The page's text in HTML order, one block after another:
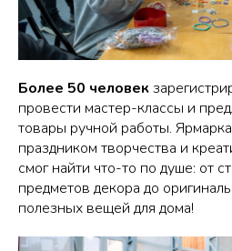
Более 50 человек
провести мастер-классы и
товары ручной работы.
праздником творчества и
смог найти что-то по душе: от
предметов декора до
полезных вещей для дома!